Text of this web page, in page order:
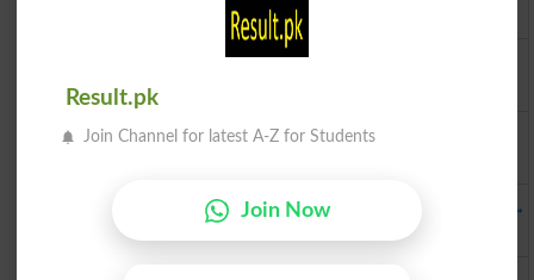
Legal
تال
Result.pk
Join Channel for latest A-Z for Students
Join Now